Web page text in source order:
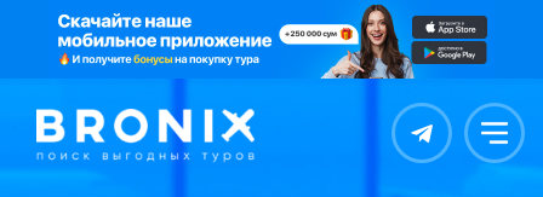
Контакты Меню